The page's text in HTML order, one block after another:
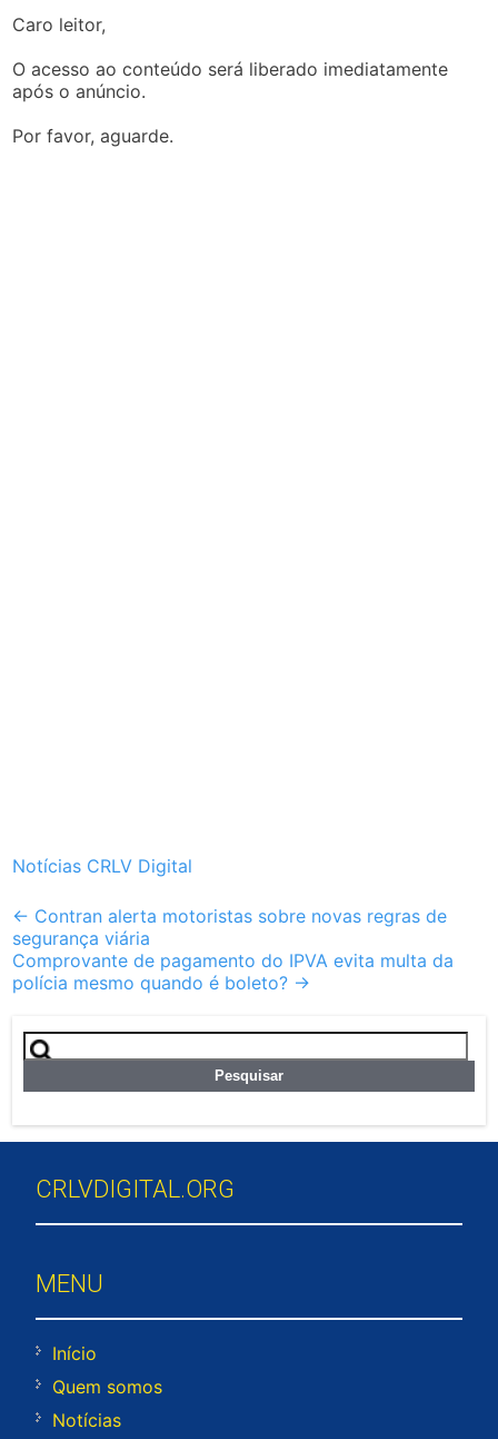
Caro leitor,
O acesso ao conteúdo será liberado imediatamente
após o anúncio.
Por favor, aguarde.
Notícias CRLV Digital
Post
navigation
← Contran alerta motoristas sobre novas regras de
segurança viária
Comprovante de pagamento do IPVA evita multa da
polícia mesmo quando é boleto? →
Pesquisar
por:
CRLVDIGITAL.ORG
MENU
Início
Quem somos
Notícias